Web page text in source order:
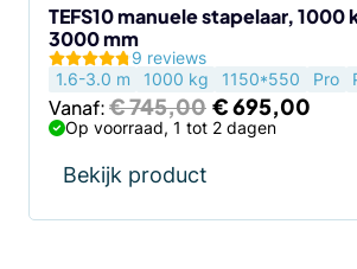
TEFS10 manuele stapelaar, 1000
3000 mm
9 reviews
1.6-3.0 m
1000 kg 1150*550 Pro
Vanaf:€745,00 Oorspronkelijke
prijs
was:
€695,00
Op voorraad, 1 tot 2 dagen
Bekijk product
de
productpagina